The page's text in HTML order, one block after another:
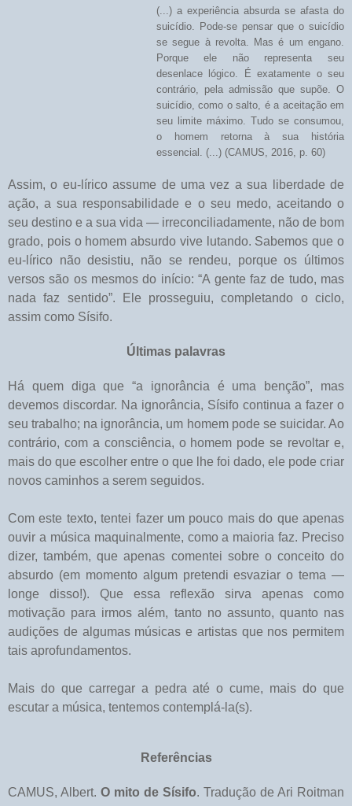
(...) a experiência absurda se afasta do
suicídio. Pode-se pensar que o suicídio
se segue à revolta. Mas é um engano.
Porque ele não representa seu
desenlace lógico. É exatamente o seu
contrário, pela admissão que supõe. O
suicídio, como o salto, é a aceitação em
seu limite máximo. Tudo se consumou,
o homem retorna à sua história
essencial. (...) (CAMUS, 2016, p. 60)
Assim, o eu-lírico assume de uma vez a sua liberdade de
ação, a sua responsabilidade e o seu medo, aceitando o
seu destino e a sua vida — irreconciliadamente, não de bom
grado, pois o homem absurdo vive lutando. Sabemos que o
eu-lírico não desistiu, não se rendeu, porque os últimos
versos são os mesmos do início: “A gente faz de tudo, mas
nada faz sentido”. Ele prosseguiu, completando o ciclo,
assim como Sísifo.
Últimas palavras
Há quem diga que “a ignorância é uma benção”, mas
devemos discordar. Na ignorância, Sísifo continua a fazer o
seu trabalho; na ignorância, um homem pode se suicidar. Ao
contrário, com a consciência, o homem pode se revoltar e,
mais do que escolher entre o que lhe foi dado, ele pode criar
novos caminhos a serem seguidos.
Com este texto, tentei fazer um pouco mais do que apenas
ouvir a música maquinalmente, como a maioria faz. Preciso
dizer, também, que apenas comentei sobre o conceito do
absurdo (em momento algum pretendi esvaziar o tema —
longe disso!). Que essa reflexão sirva apenas como
motivação para irmos além, tanto no assunto, quanto nas
audições de algumas músicas e artistas que nos permitem
tais aprofundamentos.
Mais do que carregar a pedra até o cume, mais do que
escutar a música, tentemos contemplá-la(s).
Referências
CAMUS, Albert. O mito de Sísifo. Tradução de Ari Roitman